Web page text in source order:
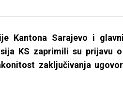
Kantona Sarajevo i
KS zaprimili su prijavu
zaključivanja